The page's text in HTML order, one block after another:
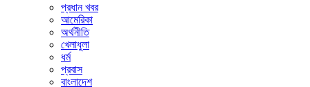
প্রধান খবর
আমেরিকা
অর্থনীতি
খেলাধুলা
ধর্ম
প্রবাস
বাংলাদেশ